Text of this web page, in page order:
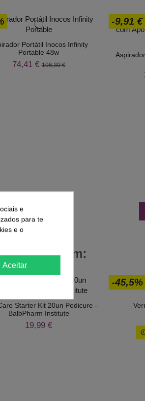
Portátil Inocos Infinity
Portable 48w
74,41 €106,30 €
-9,91 €
Compraram:
Starter Kit 20un Pedicure -
BalbPharm Institute
19,99 €
-45,5%
e
para te
e o
Aceitar